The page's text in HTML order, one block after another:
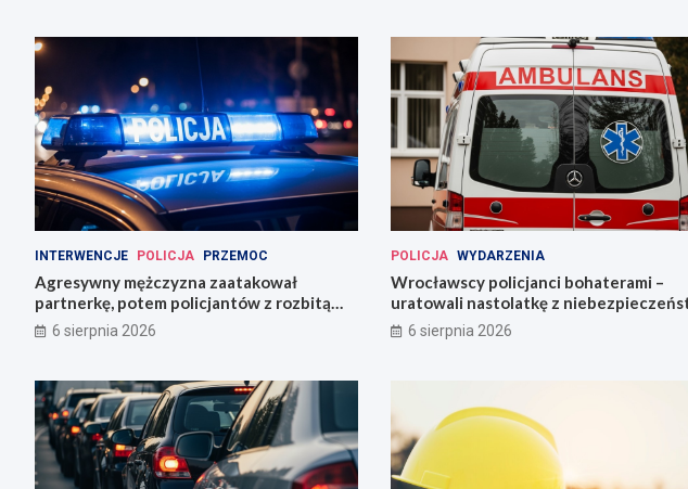
INTERWENCJE POLICJA PRZEMOC
Agresywny mężczyzna zaatakował
partnerkę, potem policjantów z rozbitą
butelką
6 sierpnia 2026
POLICJA WYDARZENIA
Wrocławscy policjanci bohaterami –
uratowali nastolatkę z
6 sierpnia 2026